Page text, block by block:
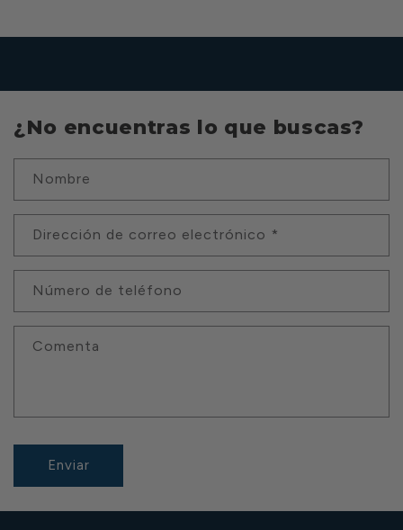
¿No encuentras lo que buscas?
Nombre
Dirección de correo electrónico *
Número de teléfono
Comenta
Enviar